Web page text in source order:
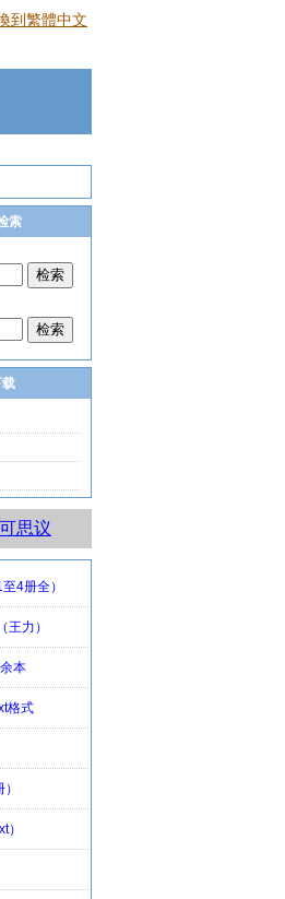
到繁體中文
索
载
思议